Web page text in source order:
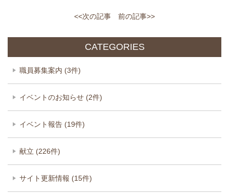
<<次の記事 前の記事>>
CATEGORIES
職員募集案内 (3件)
イベントのお知らせ (2件)
イベント報告 (19件)
献立 (226件)
サイト更新情報 (15件)